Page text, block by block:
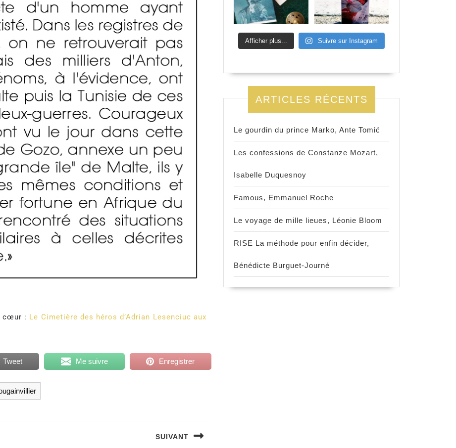
cœur : Le Cimetière des héros d’Adrian Lesenciuc aux
Tweet Me suivre Enregistrer
SUIVANT
Afficher plus... Suivre sur Instagram
ARTICLES RÉCENTS
Le gourdin du prince Marko, Ante Tomić
Les confessions de Constanze Mozart,
Isabelle Duquesnoy
Famous, Emmanuel Roche
Le voyage de mille lieues, Léonie Bloom
RISE La méthode pour enfin décider,
Bénédicte Burguet-Journé